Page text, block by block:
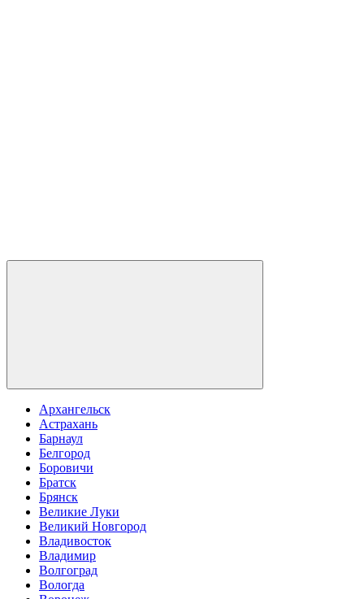
Архангельск
Астрахань
Барнаул
Белгород
Боровичи
Братск
Брянск
Великие Луки
Великий Новгород
Владивосток
Владимир
Волгоград
Вологда